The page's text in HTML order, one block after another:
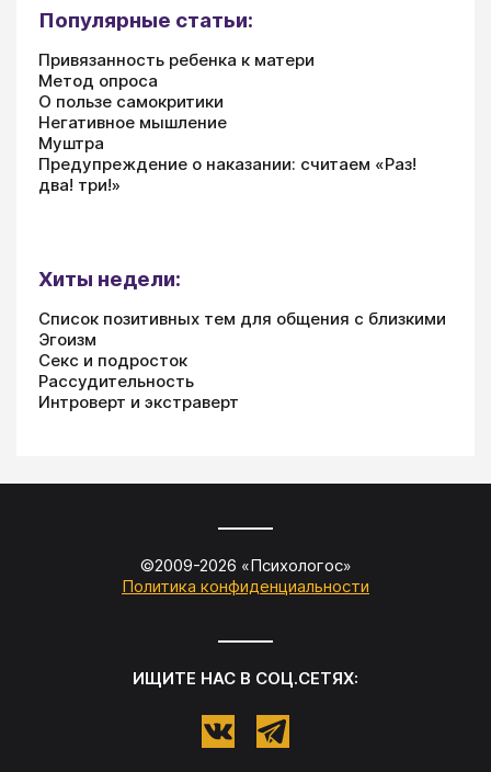
Популярные статьи:
Привязанность ребенка к матери
Метод опроса
О пользе самокритики
Негативное мышление
Муштра
Предупреждение о наказании: считаем «Раз!
два! три!»
Хиты недели:
Список позитивных тем для общения с близкими
Эгоизм
Секс и подросток
Рассудительность
Интроверт и экстраверт
©2009-2026 «Психологос»
Политика конфиденциальности
ИЩИТЕ НАС В СОЦ.СЕТЯХ: